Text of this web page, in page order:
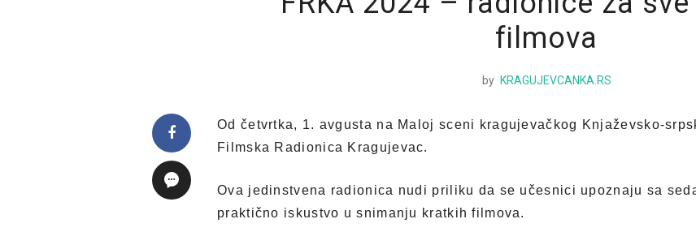
filmova
by KRAGUJEVCANKA.RS
Od četvrtka, 1. avgusta na Maloj sceni kragujevačkog Knjaževsko-
Filmska Radionica Kragujevac.
Ova jedinstvena radionica nudi priliku da se učesnici upoznaju sa
praktično iskustvo u snimanju kratkih filmova.